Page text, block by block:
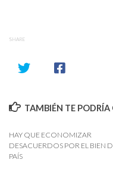
SHARE
TAMBIÉN TE PODRÍA
HAY QUE ECONOMIZAR
DESACUERDOS POR EL BIEN
PAÍS